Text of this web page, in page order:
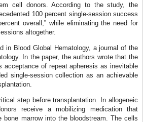
cell donors. According to the study, the
100 percent single-session success
overall,” while eliminating the need for
altogether.
in Blood Global Hematology, a journal of the
In the paper, the authors wrote that the
acceptance of repeat apheresis as inevitable
single-session collection as an achievable
step before transplantation. In allogeneic
receive a mobilizing medication that
marrow into the bloodstream. The cells